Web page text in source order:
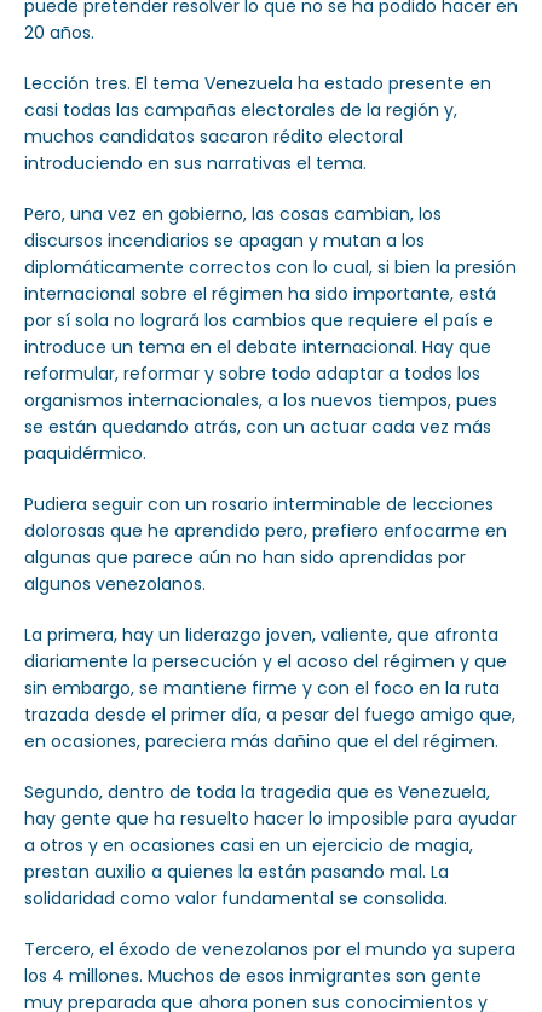
puede pretender resolver lo que no se ha podido hacer en
20 años.
Lección tres. El tema Venezuela ha estado presente en
casi todas las campañas electorales de la región y,
muchos candidatos sacaron rédito electoral
introduciendo en sus narrativas el tema.
Pero, una vez en gobierno, las cosas cambian, los
discursos incendiarios se apagan y mutan a los
diplomáticamente correctos con lo cual, si bien la presión
internacional sobre el régimen ha sido importante, está
por sí sola no logrará los cambios que requiere el país e
introduce un tema en el debate internacional. Hay que
reformular, reformar y sobre todo adaptar a todos los
organismos internacionales, a los nuevos tiempos, pues
se están quedando atrás, con un actuar cada vez más
paquidérmico.
Pudiera seguir con un rosario interminable de lecciones
dolorosas que he aprendido pero, prefiero enfocarme en
algunas que parece aún no han sido aprendidas por
algunos venezolanos.
La primera, hay un liderazgo joven, valiente, que afronta
diariamente la persecución y el acoso del régimen y que
sin embargo, se mantiene firme y con el foco en la ruta
trazada desde el primer día, a pesar del fuego amigo que,
en ocasiones, pareciera más dañino que el del régimen.
Segundo, dentro de toda la tragedia que es Venezuela,
hay gente que ha resuelto hacer lo imposible para ayudar
a otros y en ocasiones casi en un ejercicio de magia,
prestan auxilio a quienes la están pasando mal. La
solidaridad como valor fundamental se consolida.
Tercero, el éxodo de venezolanos por el mundo ya supera
los 4 millones. Muchos de esos inmigrantes son gente
muy preparada que ahora ponen sus conocimientos y